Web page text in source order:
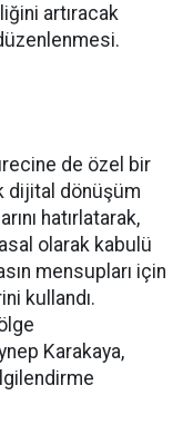
artıracak
de özel bir
dijital dönüşüm
hatırlatarak,
olarak kabulü
mensupları için
kullandı.
Karakaya,